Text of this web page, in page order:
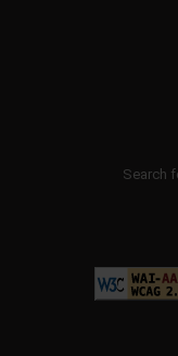
Search